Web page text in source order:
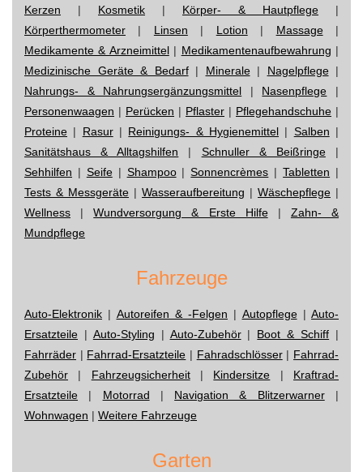
Kerzen | Kosmetik | Körper- & Hautpflege |
Körperthermometer | Linsen | Lotion | Massage|
Medikamente & Arzneimittel| Medikamentenaufbewahrung |
Medizinische Geräte & Bedarf| Minerale| Nagelpflege|
Nahrungs- & Nahrungsergänzungsmittel | Nasenpflege |
Personenwaagen | Perücken | Pflaster | Pflegehandschuhe |
Proteine | Rasur| Reinigungs- & Hygienemittel | Salben |
Sanitätshaus & Alltagshilfen | Schnuller & Beißringe|
Sehhilfen | Seife| Shampoo|Sonnencrèmes |Tabletten |
Tests & Messgeräte | Wasseraufbereitung | Wäschepflege |
Wellness |Wundversorgung & Erste Hilfe| Zahn- &
Mundpflege
Fahrzeuge
Auto-Elektronik | Autoreifen & -Felgen | Autopflege| Auto-
Ersatzteile | Auto-Styling | Auto-Zubehör| Boot & Schiff |
Fahrräder | Fahrrad-Ersatzteile | Fahradschlösser| Fahrrad-
Zubehör | Fahrzeugsicherheit| Kindersitze | Kraftrad-
Ersatzteile | Motorrad | Navigation & Blitzerwarner|
Wohnwagen | Weitere Fahrzeuge
Garten